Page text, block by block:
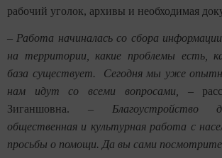
рабочий уголок, архивы и необходимая
– Работа начиналась со сбора
на территории, какие проблемы есть,
база существует. Сегодня мы уже
нам идут со всеми вопросами,
–
Зиганшовна. – Благоустройство
общественная и культурная работа с
просьбы о помощи. Да вы сами